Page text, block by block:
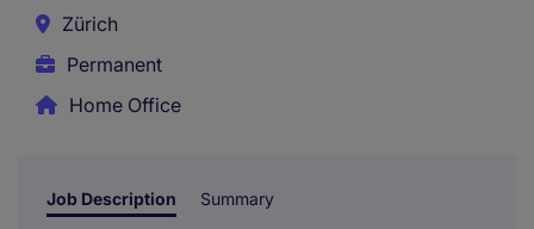
Zürich
Permanent
Home Office
Job Description Summary